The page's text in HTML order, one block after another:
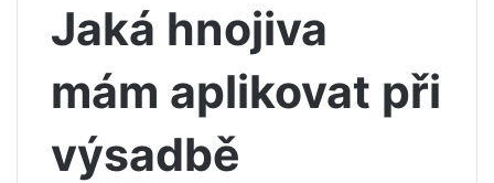
Jaká hnojiva
mám aplikovat při
výsadbě